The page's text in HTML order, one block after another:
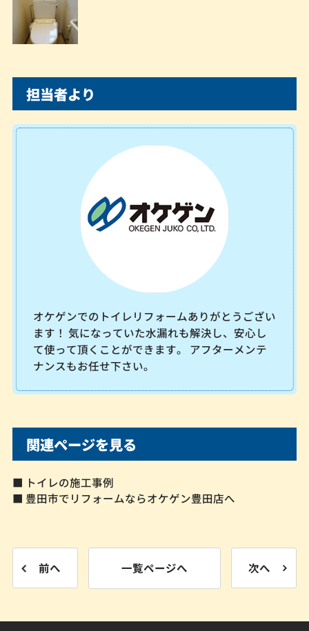
担当者より
オケゲンでのトイレリフォームありがとうござい
ます！ 気になっていた水漏れも解決し、安心し
て使って頂くことができます。 アフターメンテ
ナンスもお任せ下さい。
関連ページを見る
■ トイレの施工事例
■ 豊田市でリフォームならオケゲン豊田店へ
前へ 一覧ページへ 次へ